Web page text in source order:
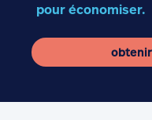
pour économiser.